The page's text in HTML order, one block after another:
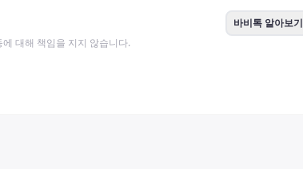
바비톡 알아보기
대해 책임을 지지 않습니다.